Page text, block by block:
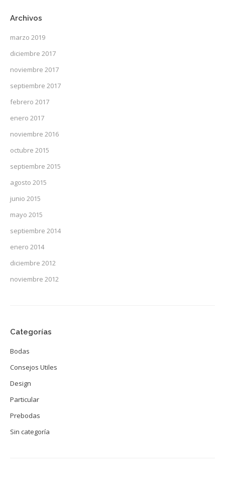
Archivos
marzo 2019
diciembre 2017
noviembre 2017
septiembre 2017
febrero 2017
enero 2017
noviembre 2016
octubre 2015
septiembre 2015
agosto 2015
junio 2015
mayo 2015
septiembre 2014
enero 2014
diciembre 2012
noviembre 2012
Categorías
Bodas
Consejos Utiles
Design
Particular
Prebodas
Sin categoría